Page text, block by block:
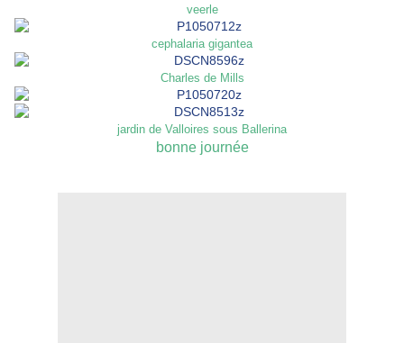
veerle
cephalaria gigantea
Charles de Mills
jardin de Valloires sous Ballerina
bonne journée